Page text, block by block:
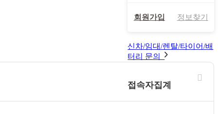
회원가입 정보찾기
신차/임대/렌탈/타이어/배
터리 문의
접속자집계